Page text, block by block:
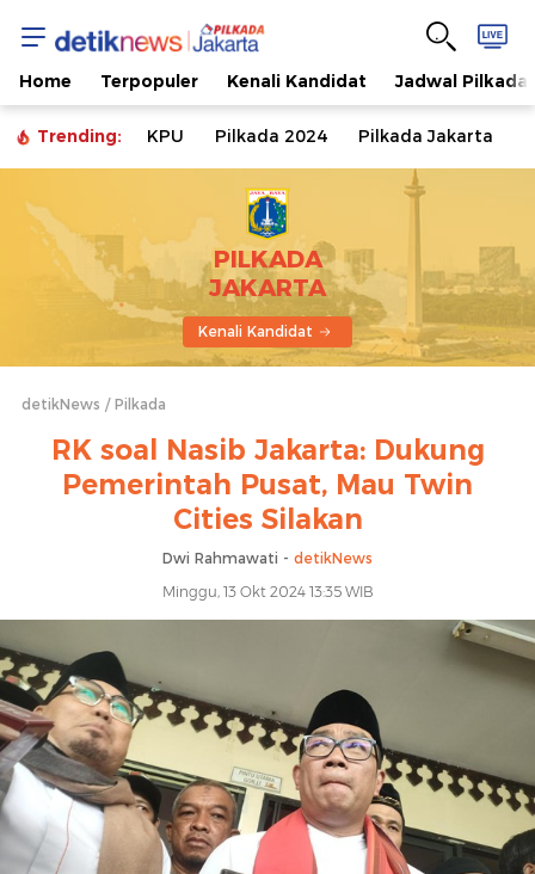
Home Terpopuler Kenali Kandidat Jadwal Pilkada
Trending: KPU Pilkada 2024 Pilkada Jakarta
PILKADA
JAKARTA
Kenali Kandidat
detikNews Pilkada
RK soal Nasib Jakarta: Dukung
Pemerintah Pusat, Mau Twin
Cities Silakan
Dwi Rahmawati - detikNews
Minggu, 13 Okt 2024 13:35 WIB